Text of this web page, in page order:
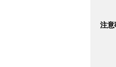
注意